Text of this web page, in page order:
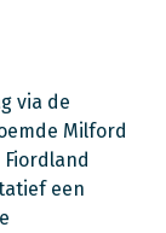
via de
Milford
een